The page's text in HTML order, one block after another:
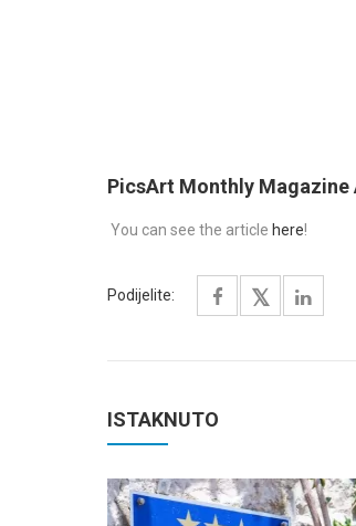
PicsArt Monthly Magazine
You can see the article here!
Podijelite:
ISTAKNUTO